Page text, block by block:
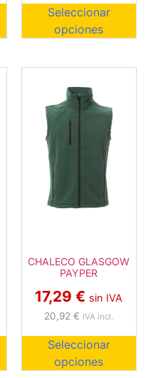
Seleccionar
opciones
CHALECO GLASGOW
PAYPER
17,29€ sin IVA
20,92€ IVA incl.
Seleccionar
opciones